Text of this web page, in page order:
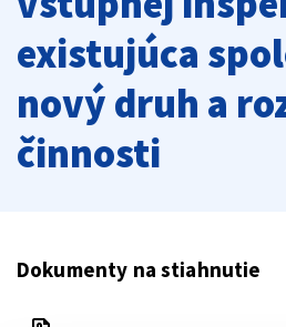
existujúca
nový druh a
činnosti
Dokumenty na stiahnutie